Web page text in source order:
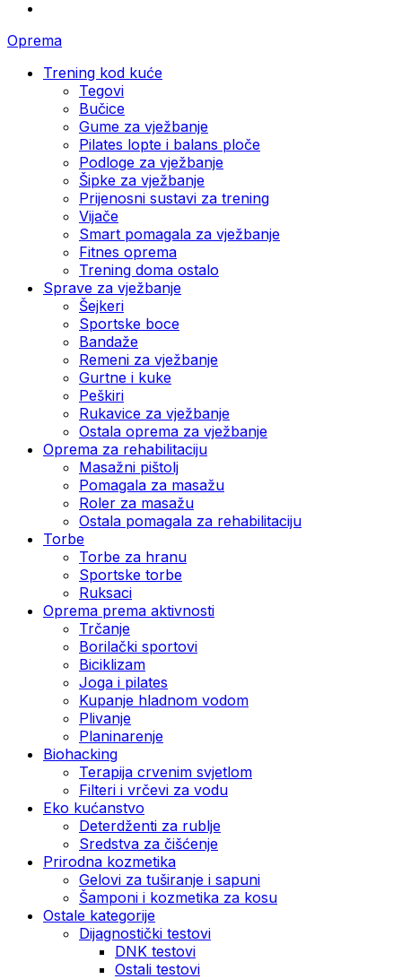
Oprema
Trening kod kuće
Tegovi
Bučice
Gume za vježbanje
Pilates lopte i balans ploče
Podloge za vježbanje
Šipke za vježbanje
Prijenosni sustavi za trening
Vijače
Smart pomagala za vježbanje
Fitnes oprema
Trening doma ostalo
Sprave za vježbanje
Šejkeri
Sportske boce
Bandaže
Remeni za vježbanje
Gurtne i kuke
Peškiri
Rukavice za vježbanje
Ostala oprema za vježbanje
Oprema za rehabilitaciju
Masažni pištolj
Pomagala za masažu
Roler za masažu
Ostala pomagala za rehabilitaciju
Torbe
Torbe za hranu
Sportske torbe
Ruksaci
Oprema prema aktivnosti
Trčanje
Borilački sportovi
Biciklizam
Joga i pilates
Kupanje hladnom vodom
Plivanje
Planinarenje
Biohacking
Terapija crvenim svjetlom
Filteri i vrčevi za vodu
Eko kućanstvo
Deterdženti za rublje
Sredstva za čišćenje
Prirodna kozmetika
Gelovi za tuširanje i sapuni
Šamponi i kozmetika za kosu
Ostale kategorije
Dijagnostički testovi
DNK testovi
Ostali testovi